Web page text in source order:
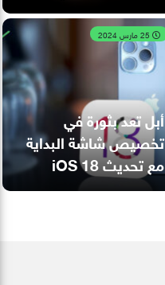
أبل تعد بثورة في
تخصيص شاشة البداية
مع تحديث iOS 18